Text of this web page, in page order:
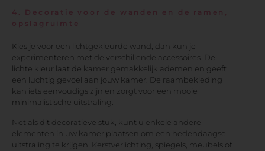
4. Decoratie voor de wanden en de ramen,
opslagruimte
Kies je voor een lichtgekleurde wand, dan kun je
experimenteren met de verschillende accessoires. De
lichte kleur laat de kamer gemakkelijk ademen en geeft
een luchtig gevoel aan jouw kamer. De raambekleding
kan iets eenvoudigs zijn en zorgt voor een mooie
minimalistische uitstraling.
Net als dit decoratieve stuk, kunt u enkele andere
elementen in uw kamer plaatsen om een hedendaagse
uitstraling te krijgen. Kerstverlichting, spiegels, meubels of